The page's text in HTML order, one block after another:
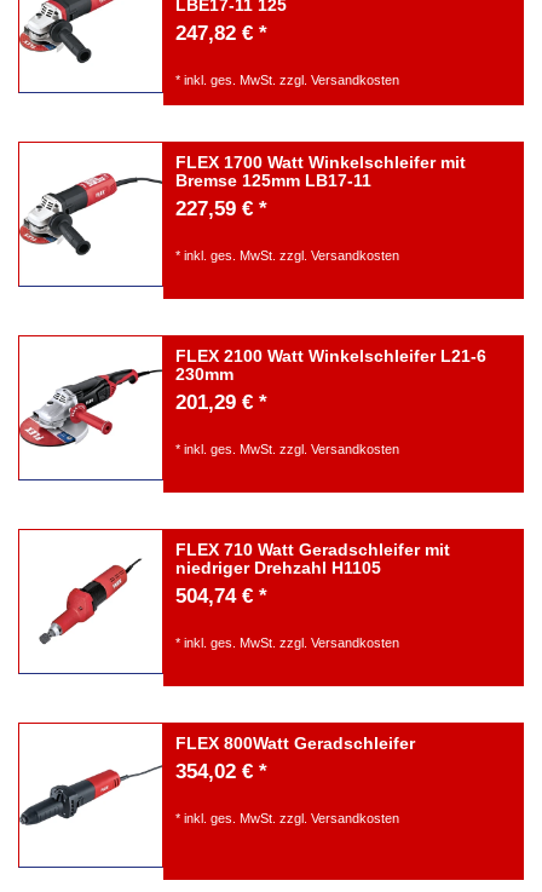
LBE17-11 125
247,82 € *
* inkl. ges. MwSt. zzgl. Versandkosten
FLEX 1700 Watt Winkelschleifer mit
Bremse 125mm LB17-11
227,59 € *
* inkl. ges. MwSt. zzgl. Versandkosten
FLEX 2100 Watt Winkelschleifer L21-6
230mm
201,29 € *
* inkl. ges. MwSt. zzgl. Versandkosten
FLEX 710 Watt Geradschleifer mit
niedriger Drehzahl H1105
504,74 € *
* inkl. ges. MwSt. zzgl. Versandkosten
FLEX 800Watt Geradschleifer
354,02 € *
* inkl. ges. MwSt. zzgl. Versandkosten